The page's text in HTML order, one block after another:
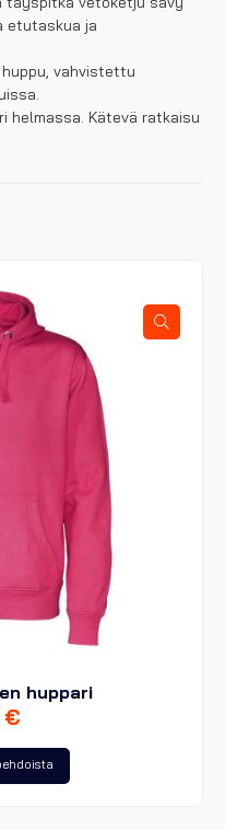
etutaskua ja
vahvistettu
helmassa. Kätevä ratkaisu
huppari
€
Tällä
tuotteella